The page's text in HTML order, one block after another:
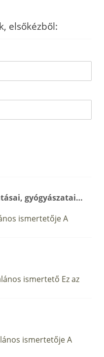
elsőkézből:
gyógyászatai…
ismertetője A
ismertető Ez az
ismertetője A